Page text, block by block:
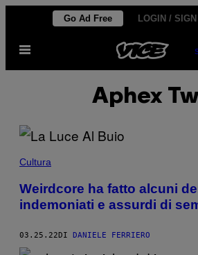
contenuto
Go Ad Free LOGIN / SIGN
Apri
menu
Aphex
Cultura
Weirdcore ha fatto alcuni
indemoniati e assurdi di
03.25.22 DI DANIELE FERRIERO